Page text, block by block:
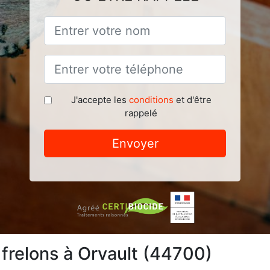
J'accepte les conditions et d'être
rappelé
Envoyer
à Orvault (44700)